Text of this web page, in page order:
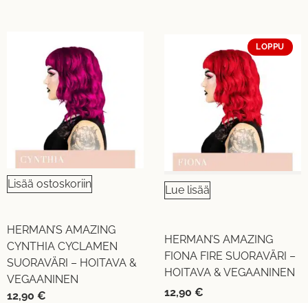
Lisää ostoskoriin
HERMAN’S AMAZING
CYNTHIA CYCLAMEN
SUORAVÄRI – HOITAVA &
VEGAANINEN
12,90 €
LOPPU
Lue lisää
HERMAN’S AMAZING
FIONA FIRE SUORAVÄRI –
HOITAVA & VEGAANINEN
12,90 €